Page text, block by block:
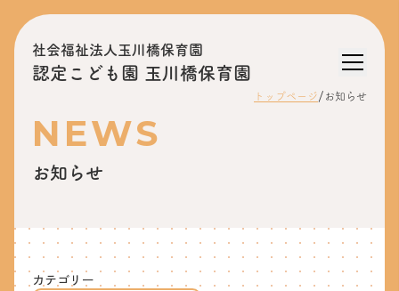
社会福祉法人玉川橋保育園
認定こども園 玉川橋保育園
トップページ/ お知らせ
NEWS
お知らせ
カテゴリー